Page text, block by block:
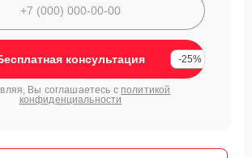
консультация -25%
Вы соглашаетесь с политикой
конфиденциальности